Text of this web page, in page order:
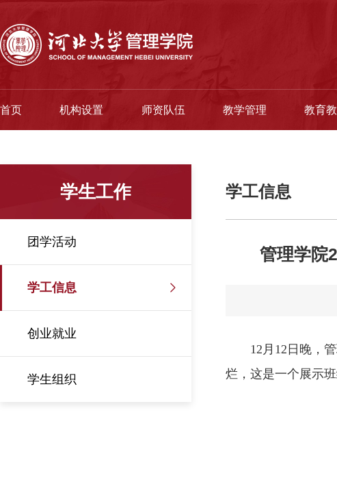
首页 机构设置 师资队伍 教学管理 教育
学生工作
团学活动
学工信息
创业就业
学生组织
学工信息
管理学院
12月12日晚，
烂，这是一个展示